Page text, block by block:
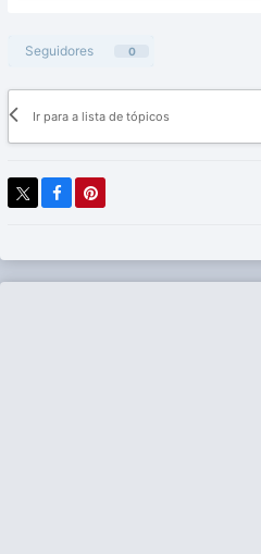
Seguidores 0
Ir para a lista de tópicos